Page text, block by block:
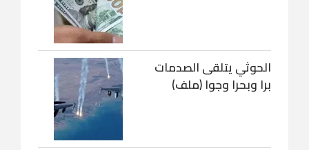
الحوثي يتلقى الصدمات
برا وبحرا وجوا (ملف)